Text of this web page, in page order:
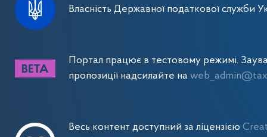
Власність Державної податкової служби
Портал працює в тестовому режимі.
пропозиції надсилайте на
Весь контент доступний за ліцензією